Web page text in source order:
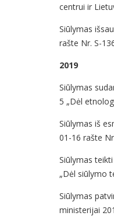
centrui ir
Siūlymas
rašte Nr. S-
2019
Siūlymas
5 „Dėl
Siūlymas iš
01-16 rašte
Siūlymas
„Dėl siūlymo
Siūlymas
ministerijai